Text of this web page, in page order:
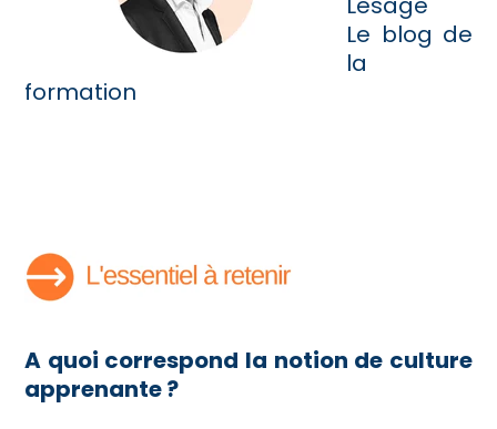
Le blog de
la
formation
A quoi correspond la notion de culture
apprenante ?